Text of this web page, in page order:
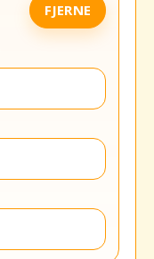
FJERNE